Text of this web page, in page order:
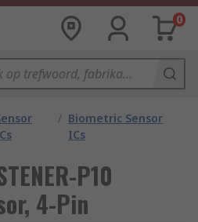
0
/ Biometric Sensor
ICs
P10
4-Pin